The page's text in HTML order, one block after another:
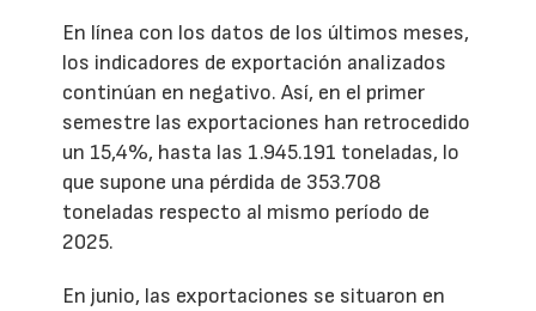
En línea con los datos de los últimos meses,
los indicadores de exportación analizados
continúan en negativo. Así, en el primer
semestre las exportaciones han retrocedido
un 15,4%, hasta las 1.945.191 toneladas, lo
que supone una pérdida de 353.708
toneladas respecto al mismo período de
2025.
En junio, las exportaciones se situaron en